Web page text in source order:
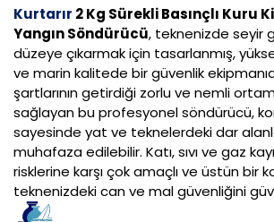
Kurtarır 2 Kg Sürekli Basınçlı Kuru
Yangın Söndürücü, teknenizde seyir
düzeye çıkarmak için tasarlanmış,
ve marin kalitede bir güvenlik
şartlarının getirdiği zorlu ve nemli
sağlayan bu profesyonel söndürücü,
sayesinde yat ve teknelerdeki dar
muhafaza edilebilir. Katı, sıvı ve gaz
risklerine karşı çok amaçlı ve üstün bir
teknenizdeki can ve mal güvenliğini